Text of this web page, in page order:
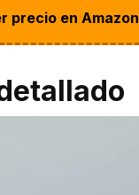
precio en Amazon